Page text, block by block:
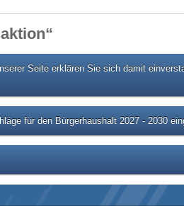
Seite erklären Sie sich damit
für den Bürgerhaushalt 2027 - 2030